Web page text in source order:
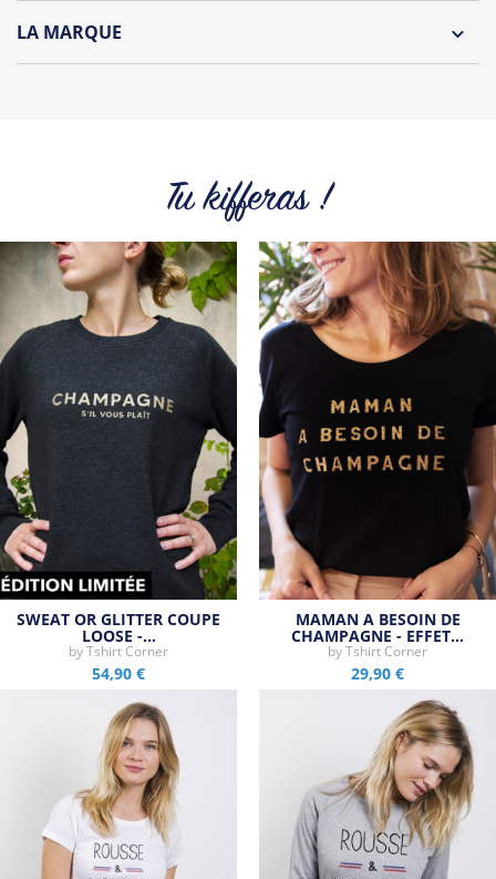
LA MARQUE
Tu kifferas !
SWEAT OR GLITTER COUPE
LOOSE -…
byTshirt Corner
54,90 €
MAMAN A BESOIN DE
CHAMPAGNE - EFFET…
byTshirt Corner
29,90 €